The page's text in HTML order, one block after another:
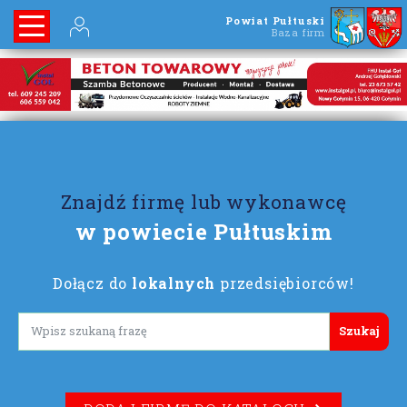
Powiat Pułtuski
Baza firm
Znajdź firmę lub wykonawcę
w powiecie Pułtuskim
Dołącz do lokalnych przedsiębiorców!
Lorem ipsum